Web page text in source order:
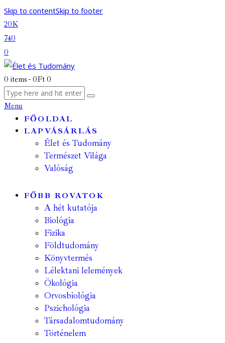
Skip to contentSkip to footer
20K
740
0
0 items - 0Ft 0
Menu
FŐOLDAL
LAPVÁSÁRLÁS
Élet és Tudomány
Természet Világa
Valóság
FŐBB ROVATOK
A hét kutatója
Biológia
Fizika
Földtudomány
Könyvtermés
Lélektani lelemények
Ökológia
Orvosbiológia
Pszichológia
Társadalomtudomány
Történelem